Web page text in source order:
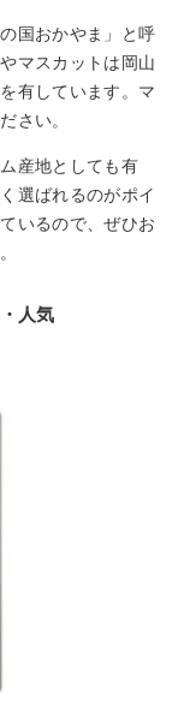
国おかやま」と呼
マスカットは岡山
有しています。マ
さい。
産地としても有
選ばれるのがポイ
いるので、ぜひお
人気